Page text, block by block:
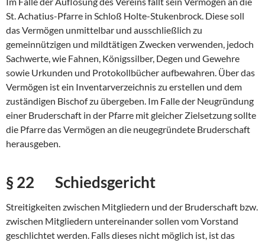
St. Achatius-Pfarre in Schloß Holte-Stukenbrock. Diese soll
das Vermögen unmittelbar und ausschließlich zu
gemeinnützigen und mildtätigen Zwecken verwenden, jedoch
Sachwerte, wie Fahnen, Königssilber, Degen und Gewehre
sowie Urkunden und Protokollbücher aufbewahren. Über das
Vermögen ist ein Inventarverzeichnis zu erstellen und dem
zuständigen Bischof zu übergeben. Im Falle der Neugründung
einer Bruderschaft in der Pfarre mit gleicher Zielsetzung sollte
die Pfarre das Vermögen an die neugegründete Bruderschaft
herausgeben.
§ 22 Schiedsgericht
Streitigkeiten zwischen Mitgliedern und der Bruderschaft bzw.
zwischen Mitgliedern untereinander sollen vom Vorstand
geschlichtet werden. Falls dieses nicht möglich ist, ist das